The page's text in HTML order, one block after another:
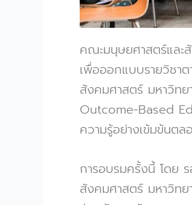
คณะมนุษยศาสตร์และ
เพื่อออกแบบรายวิชา
สังคมศาสตร์ มหาวิทย
Outcome-Based
ความรู้อย่างเข้มข้นต
การอบรมครั้งนี้ โดย
สังคมศาสตร์ มหาวิทย